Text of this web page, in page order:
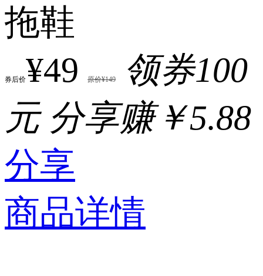
拖鞋
券后价¥49 原价¥149
领券100
元 分享赚￥5.88
分享
商品详情